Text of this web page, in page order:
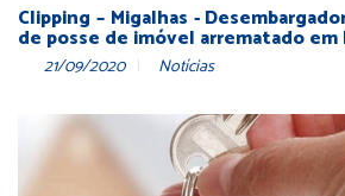
Clipping – Migalhas -
de posse de imóvel arrematado
21/09/2020 Notícias